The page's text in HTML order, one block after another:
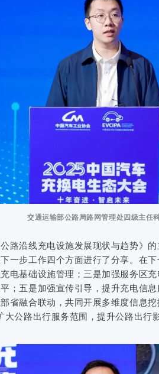
交通运输部公路局路网管理处四级主任
路沿线充电设施发展现状与趋势》
一步工作四个方面进行了分享。在
电基础设施管理；三是加强服务区
；五是加强宣传引导，提升充电信
省融合联动，共同开展多维度信息
大公路出行服务范围，提升公路出行